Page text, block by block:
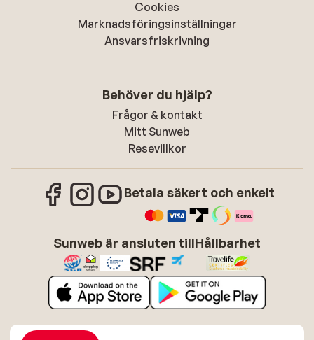
Cookies
Marknadsföringsinställningar
Ansvarsfriskrivning
Behöver du hjälp?
Frågor & kontakt
Mitt Sunweb
Resevillkor
Betala säkert och enkelt
Sunweb är ansluten tillHållbarhet